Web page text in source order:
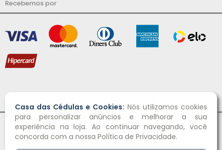
Recebemos por
Desenvolvido por
Casa das Cédulas e Cookies: Nós utilizamos cookies
para personalizar anúncios e melhorar a sua
experiência na loja. Ao continuar navegando, você
concorda com a nossa Política de Privacidade.